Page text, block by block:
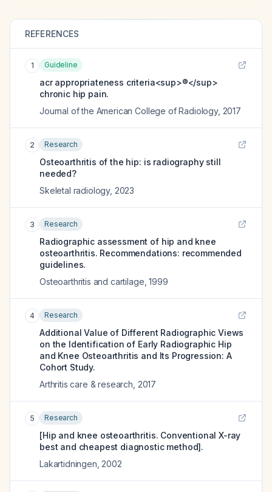
REFERENCES
1 Guideline
acr appropriateness criteria<sup>®</sup>
chronic hip pain.
Journal of the American College of Radiology, 2017
2 Research
Osteoarthritis of the hip: is radiography still
needed?
Skeletal radiology, 2023
3 Research
Radiographic assessment of hip and knee
osteoarthritis. Recommendations: recommended
guidelines.
Osteoarthritis and cartilage ,1999
4 Research
Additional Value of Different Radiographic Views
on the Identification of Early Radiographic Hip
and Knee Osteoarthritis and Its Progression: A
Cohort Study.
Arthritis care & research 2017
5 Research
[Hip and knee osteoarthritis. Conventional X-ray
best and cheapest diagnostic method].
Lakartidningen 2002